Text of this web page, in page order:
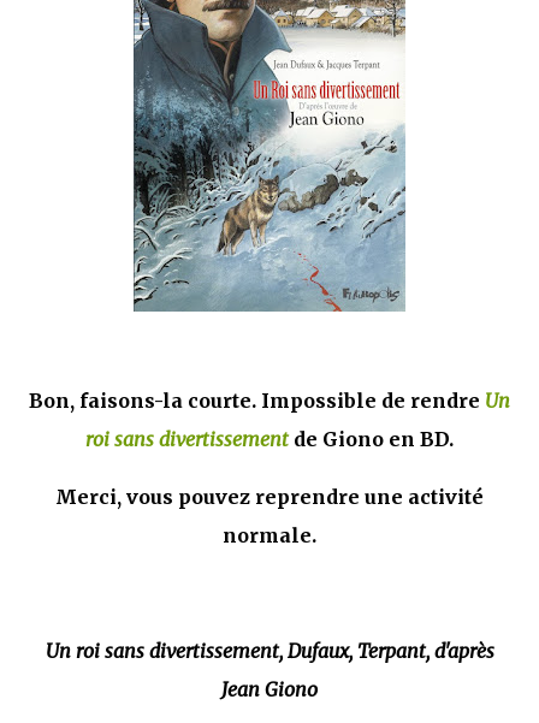
mettre sous tous les yeux. C'est cela...
Bon, faisons-la courte. Impossible de rendre Un
roi sans divertissementde Giono en BD.
Merci, vous pouvez reprendre une activité
normale.
Un roi sans divertissement, Dufaux, Terpant, d'après
Jean Giono